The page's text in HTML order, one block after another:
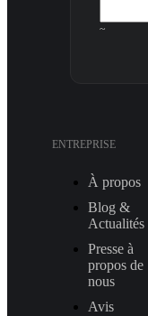
~
ENTREPRISE
À propos
Blog &
Actualités
Presse à
propos de
nous
Avis